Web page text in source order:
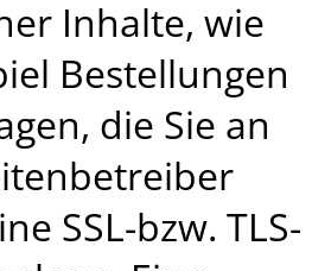
Inhalte, wie
Bestellungen
die Sie an
SSL-bzw. TLS-